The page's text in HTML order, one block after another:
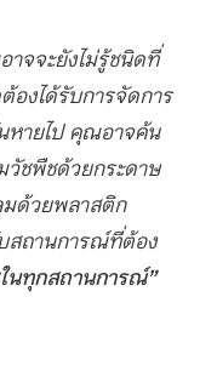
จจะยังไม่รู้ชนิดที่
งได้รับการจัดการ
หายไป คุณอาจค้น
ชพืชด้วยกระดาษ
ด้วยพลาสติก
สถานการณ์ที่ต้อง
นทุกสถานการณ์”